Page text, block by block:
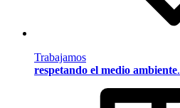
Trabajamos
respetando el medio ambiente.